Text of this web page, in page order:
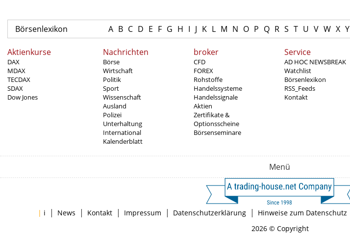
Börsenlexikon A B C D E F G H I J K L M N O P Q R S T U V W X Y
Aktienkurse
DAX
MDAX
TECDAX
SDAX
Dow Jones
Nachrichten
Börse
Wirtschaft
Politik
Sport
Wissenschaft
Ausland
Polizei
Unterhaltung
International
Kalenderblatt
broker
CFD
FOREX
Rohstoffe
Handelssysteme
Handelssignale
Aktien
Zertifikate &
Optionsscheine
Börsenseminare
Service
AD HOC NEWSBREAK
Watchlist
Börsenlexikon
RSS_Feeds
Kontakt
Menü
| i | News | Kontakt | Impressum | Datenschutzerklärung | Hinweise zum Datenschutz
2026 © Copyright